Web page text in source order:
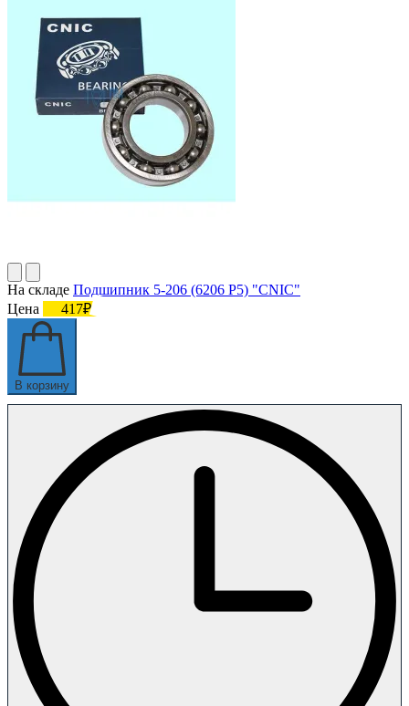
На складе Подшипник 5-206 (6206 P5) "CNIC"
Цена
417₽
В корзину